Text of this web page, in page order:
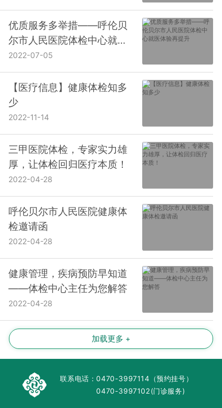
优质服务多举措——呼伦贝
尔市人民医院体检中心就医
体验再提升
2022-07-05
【医疗信息】健康体检知多
少
2022-11-14
三甲医院体检，专家实力雄
厚，让体检回归医疗本质！
2022-04-28
呼伦贝尔市人民医院健康体
检邀请函
2022-04-28
健康管理，疾病预防早知道
——体检中心主任为您解答
2022-04-28
加载更多 +
联系电话：0470-3997114（预约挂号）
0470-3997102(门诊服务)